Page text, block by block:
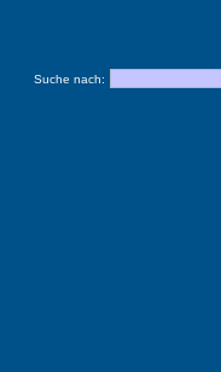
Suche nach: